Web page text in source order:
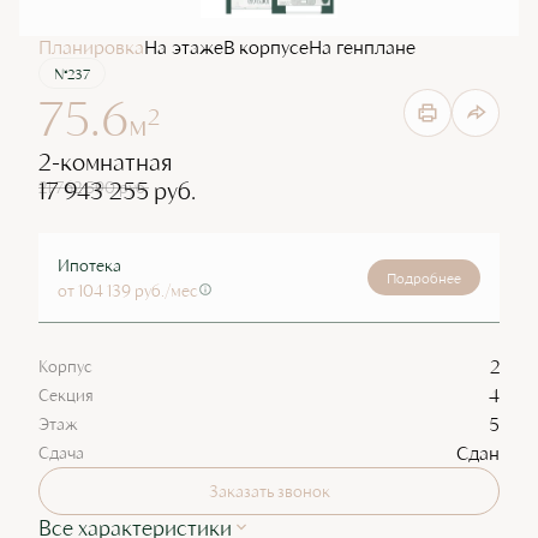
ПланировкаНа этажеВ корпусеНа генплане
№237
75.6м2
2-комнатная
21 762 590 руб.
17 943 255 руб.
Ипотека
от 104 139 руб./мес
Подробнее
Корпус 2
Секция 4
Этаж 5
Сдача Сдан
Заказать звонок
Все характеристики